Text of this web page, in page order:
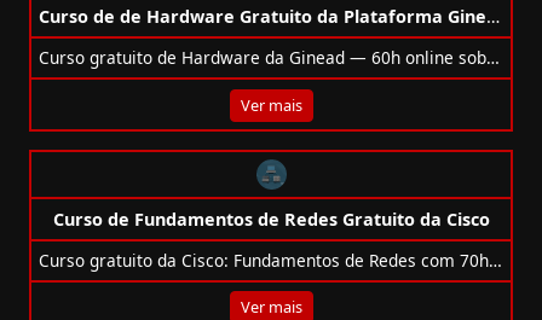
Curso de de Hardware Gratuito da Plataforma Ginead
Curso gratuito de Hardware da Ginead — 60h online sobre montagem, componentes e manutenção de computadores.
Ver mais
Curso de Fundamentos de Redes Gratuito da Cisco
Curso gratuito da Cisco: Fundamentos de Redes com 70h, certificado, conteúdo completo sobre IPv4/IPv6, TCP/IP, DHCP, Cisco IOS e segurança.
Ver mais